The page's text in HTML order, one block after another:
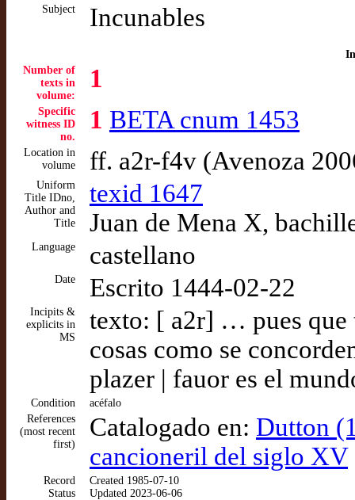
Subject Incunables
Number of
texts in
volume:
1
Specific
witness ID
no.
1 BETA cnum 1453
Location in
volume
ff. a2r-f4v (Avenoza
Uniform
Title IDno,
Author and
Title
texid 1647
Juan de Mena X,
Language castellano
Date Escrito 1444-02-22
Incipits &
explicits in
MS
texto: [ a2r] … pues que
cosas como se
plazer | fauor es el
Condition
acéfalo
References
(most recent
first)
Catalogado en: Dutton
cancioneril del siglo XV
Record
Status
Created 1985-07-10
Updated 2023-06-06